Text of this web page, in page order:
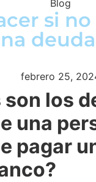
Blog
si
febrero 25,
son los
una
pagar